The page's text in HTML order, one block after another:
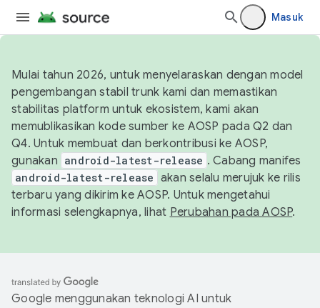
Masuk
Mulai tahun 2026, untuk menyelaraskan dengan model
pengembangan stabil trunk kami dan memastikan
stabilitas platform untuk ekosistem, kami akan
memublikasikan kode sumber ke AOSP pada Q2 dan
Q4. Untuk membuat dan berkontribusi ke AOSP,
gunakan android-latest-release . Cabang manifes
android-latest-release akan selalu merujuk ke rilis
terbaru yang dikirim ke AOSP. Untuk mengetahui
informasi selengkapnya, lihat Perubahan pada AOSP.
Google menggunakan teknologi AI untuk